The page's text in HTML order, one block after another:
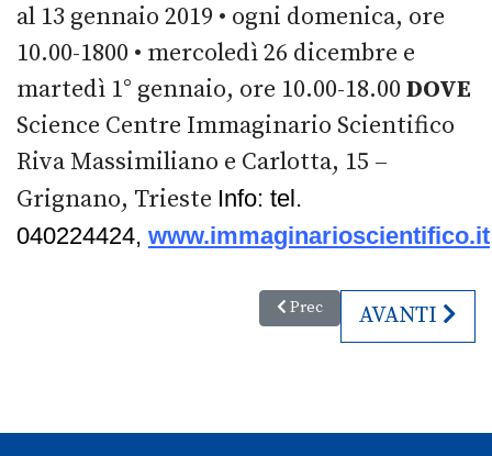
al 13 gennaio 2019 • ogni domenica, ore
10.00-1800 • mercoledì 26 dicembre e
martedì 1° gennaio, ore 10.00-18.00 DOVE
Science Centre Immaginario Scientifico
Riva Massimiliano e Carlotta, 15 –
Grignano, Trieste Info: tel.
040224424, www.immaginarioscientifico.it
Articolo precedente: Natale
Prec ARTICOLO
AVANTI